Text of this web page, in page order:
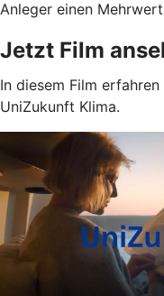
Anleger einen
Jetzt Film
In diesem Film
UniZukunft Klima.